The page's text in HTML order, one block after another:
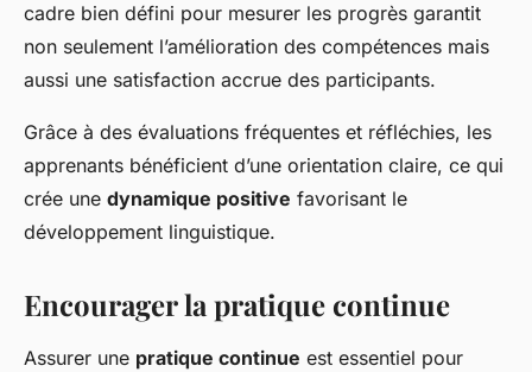
cadre bien défini pour mesurer les progrès garantit
non seulement l’amélioration des compétences mais
aussi une satisfaction accrue des participants.
Grâce à des évaluations fréquentes et réfléchies, les
apprenants bénéficient d’une orientation claire, ce qui
crée une dynamique positive favorisant le
développement linguistique.
Encourager la pratique continue
Assurer une pratique continue est essentiel pour